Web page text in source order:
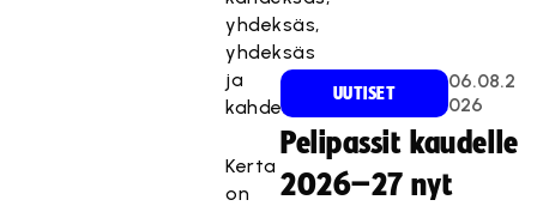
yhdeksäs,
yhdeksäs
ja
kahdeksas.
Kerta
on
UUTISET
06.08.2
026
Pelipassit kaudelle
2026–27 nyt